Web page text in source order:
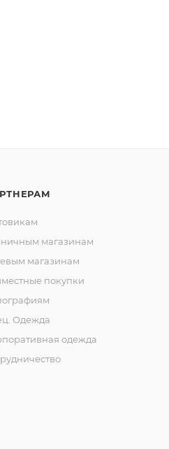
магазинам
магазинам
покупки
Одежда
одежда